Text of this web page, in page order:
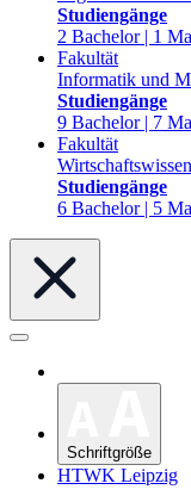
Studiengänge
2 Bachelor | 1
Fakultät
Informatik und
Studiengänge
9 Bachelor | 7
Fakultät
Studiengänge
6 Bachelor | 5
Schriftgröße
HTWK Leipzig